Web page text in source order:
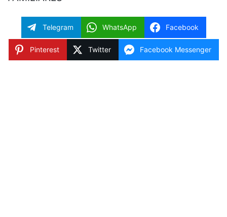
Telegram WhatsApp Facebook
Pinterest Twitter Facebook Messenger